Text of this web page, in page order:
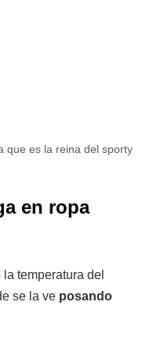
que es la reina del sporty
en ropa
la temperatura del
se la ve posando